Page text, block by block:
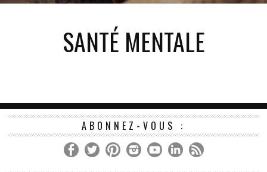
SANTÉ MENTALE
ABONNEZ-VOUS :